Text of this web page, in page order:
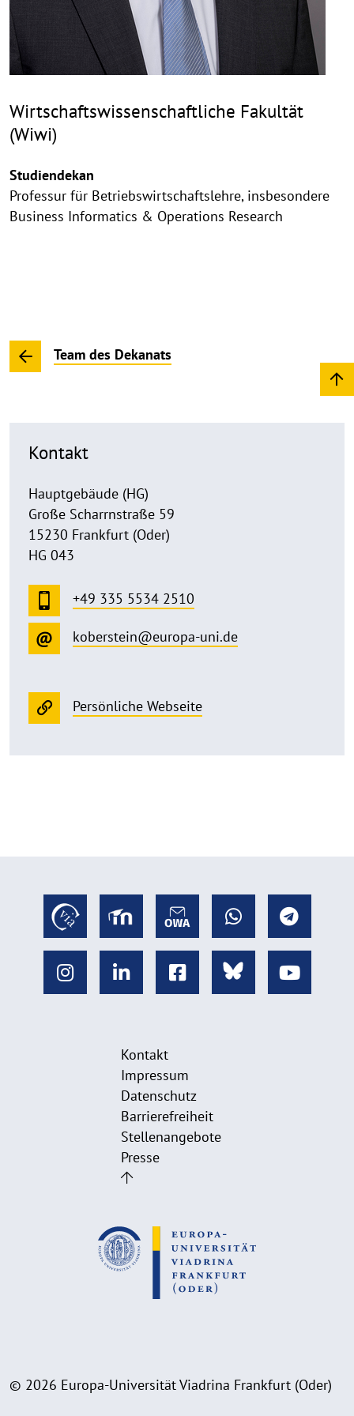
Wirtschaftswissenschaftliche Fakultät
(Wiwi)
Studiendekan
Professur für Betriebswirtschaftslehre, insbesondere
Business Informatics & Operations Research
Team des Dekanats
Kontakt
Hauptgebäude (HG)
Große Scharrnstraße 59
15230 Frankfurt (Oder)
HG 043
+49 335 5534 2510
koberstein@europa-uni.de
Persönliche Webseite
Kontakt
Impressum
Datenschutz
Barrierefreiheit
Stellenangebote
Presse
© 2026 Europa-Universität Viadrina Frankfurt (Oder)